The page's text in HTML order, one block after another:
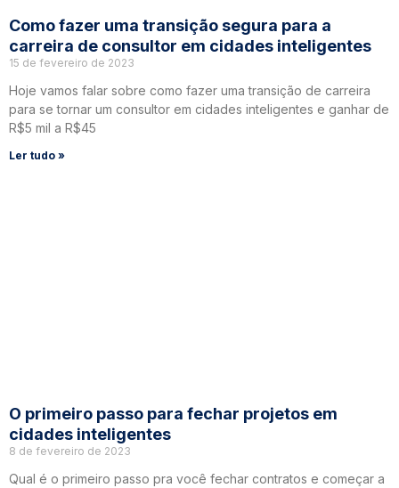
Como fazer uma transição segura para a
carreira de consultor em cidades inteligentes
15 de fevereiro de 2023
Hoje vamos falar sobre como fazer uma transição de carreira
para se tornar um consultor em cidades inteligentes e ganhar de
R$5 mil a R$45
Ler tudo »
O primeiro passo para fechar projetos em
cidades inteligentes
8 de fevereiro de 2023
Qual é o primeiro passo pra você fechar contratos e começar a